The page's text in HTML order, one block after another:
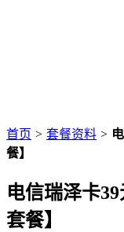
首页 > 套餐资料 >
餐】
电信瑞泽卡
套餐】